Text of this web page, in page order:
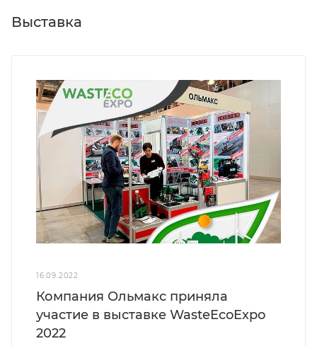
Выставка
16.09.2022
Компания Ольмакс приняла
участие в выставке WasteEcoExpo
2022